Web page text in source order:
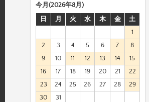
今月(2026年8月)
日
月 火 水 木 金
土
1
2
3 4 5 6 7
8
9
10 11 12 13 14
15
16
17 18 19 20 21
22
23
24 25 26 27 28
29
30
31